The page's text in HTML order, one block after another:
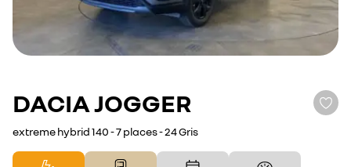
DACIAJOGGER
extreme hybrid 140 - 7 places - 24 Gris